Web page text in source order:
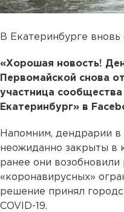
В Екатеринбурге
«Хорошая новость!
Первомайской снова
участница
Екатеринбург» в
Напомним, дендрарии
неожиданно закрыты в
ранее они возобновили
«коронавирусных»
решение принял
COVID-19.